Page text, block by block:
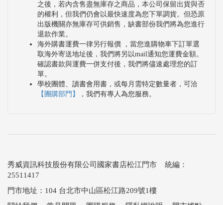
之後，若內含售盡無庫存之商品，本公司保留出貨與否
的權利，但我們仍會以最快速度為您下單調貨。但恐原
出版機關亦無庫存可供銷售，缺書部份我們將為您進行
退款作業。
海外購書運費一律另行報價 ，當您進購物車下訂單選
取海外寄送地址後，我們將另以mail通知您運費金額。
確認書款與運費一併支付後，我們將儘速處理您的訂
單。
學校團體、讀書會用書，或每月需特定數量者，可洽
【團購部門】
，我們有專人為您服務。
秀威資訊科技股份有限公司國家書店松江門市 統編：
25511417
門市地址：104 台北市中山區松江路209號1樓